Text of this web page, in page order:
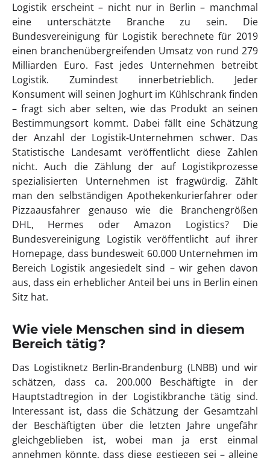
Logistik erscheint – nicht nur in Berlin – manchmal
eine unterschätzte Branche zu sein. Die
Bundesvereinigung für Logistik berechnete für 2019
einen branchenübergreifenden Umsatz von rund 279
Milliarden Euro. Fast jedes Unternehmen betreibt
Logistik. Zumindest innerbetrieblich. Jeder
Konsument will seinen Joghurt im Kühlschrank finden
– fragt sich aber selten, wie das Produkt an seinen
Bestimmungsort kommt. Dabei fällt eine Schätzung
der Anzahl der Logistik-Unternehmen schwer. Das
Statistische Landesamt veröffentlicht diese Zahlen
nicht. Auch die Zählung der auf Logistikprozesse
spezialisierten Unternehmen ist fragwürdig. Zählt
man den selbständigen Apothekenkurierfahrer oder
Pizzaausfahrer genauso wie die Branchengrößen
DHL, Hermes oder Amazon Logistics? Die
Bundesvereinigung Logistik veröffentlicht auf ihrer
Homepage, dass bundesweit 60.000 Unternehmen im
Bereich Logistik angesiedelt sind – wir gehen davon
aus, dass ein erheblicher Anteil bei uns in Berlin einen
Sitz hat.
Wie viele Menschen sind in diesem
Bereich tätig?
Das Logistiknetz Berlin-Brandenburg (LNBB) und wir
schätzen, dass ca. 200.000 Beschäftigte in der
Hauptstadtregion in der Logistikbranche tätig sind.
Interessant ist, dass die Schätzung der Gesamtzahl
der Beschäftigten über die letzten Jahre ungefähr
gleichgeblieben ist, wobei man ja erst einmal
annehmen könnte, dass diese gestiegen sei – alleine